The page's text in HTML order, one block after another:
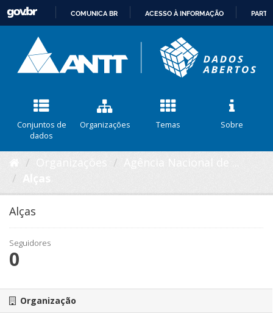
CONTEÚDO
COMUNICA BR ACESSO À INFORMAÇÃO
Conjuntos de
dados
Organizações Temas Sobre
Alças
Seguidores
0
Organização